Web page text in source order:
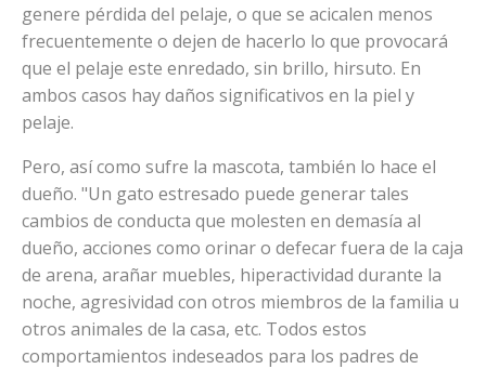
genere pérdida del pelaje, o que se acicalen menos
frecuentemente o dejen de hacerlo lo que provocará
que el pelaje este enredado, sin brillo, hirsuto. En
ambos casos hay daños significativos en la piel y
pelaje.
Pero, así como sufre la mascota, también lo hace el
dueño. "Un gato estresado puede generar tales
cambios de conducta que molesten en demasía al
dueño, acciones como orinar o defecar fuera de la caja
de arena, arañar muebles, hiperactividad durante la
noche, agresividad con otros miembros de la familia u
otros animales de la casa, etc. Todos estos
comportamientos indeseados para los padres de